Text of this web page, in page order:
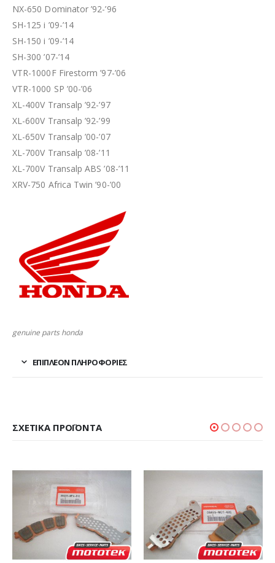
NX-650 Dominator ’92-’96
SH-125 i ’09-’14
SH-150 i ’09-’14
SH-300 ’07-’14
VTR-1000F Firestorm ’97-’06
VTR-1000 SP ’00-’06
XL-400V Transalp ’92-’97
XL-600V Transalp ’92-’99
XL-650V Transalp ’00-’07
XL-700V Transalp ’08-’11
XL-700V Transalp ABS ’08-’11
XRV-750 Africa Twin ’90-’00
genuine parts honda
ΕΠΙΠΛΈΟΝ ΠΛΗΡΟΦΟΡΊΕΣ
ΣΧΕΤΙΚΆ ΠΡΟΪΌΝΤΑ